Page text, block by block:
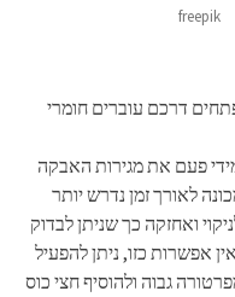
freepik
דרכם עוברים חומרי
מידי פעם את מגירות האבקה
לאורך זמן נדרש יותר
ואחזקה כך שניתן לבדוק
אפשרות כזו, ניתן להפעיל
גבוה ולהוסיף חצי כוס